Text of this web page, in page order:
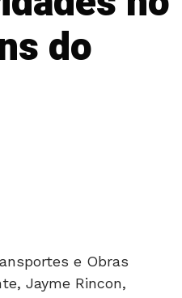
do
e Obras
Jayme Rincon,